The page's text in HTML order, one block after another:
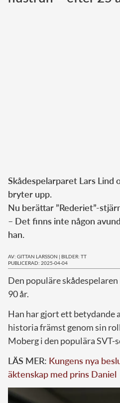
Skådespelarparet Lars Lind
bryter upp.
Nu berättar ”Rederiet”-
– Det finns inte någon
han.
AV: GITTAN LARSSON | BILDER: TT
PUBLICERAD: 2025-04-04
Den populäre
90 år.
Han har gjort ett betydande
historia främst genom sin
Moberg i den populära SVT-
LÄS MER: Kungens nya
äktenskap med prins Daniel